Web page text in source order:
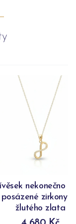
nekonečno
posázené zirkony
žlutého zlata